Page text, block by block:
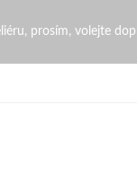
| prosím, volejte